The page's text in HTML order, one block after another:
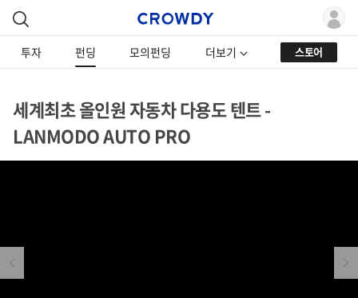
투자 펀딩 모의펀딩 더보기 스토어
세계최초 올인원 자동차 다용도 텐트 -
LANMODO AUTO PRO
Previous Next